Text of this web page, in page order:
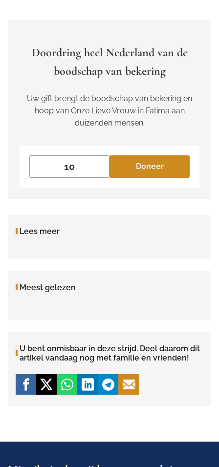
Doordring heel Nederland van de
boodschap van bekering
Uw gift brengt de boodschap van bekering en
hoop van Onze Lieve Vrouw in Fatima aan
duizenden mensen.
Doneer
Lees meer
Meest gelezen
U bent onmisbaar in deze strijd. Deel daarom dit
artikel vandaag nog met familie en vrienden!